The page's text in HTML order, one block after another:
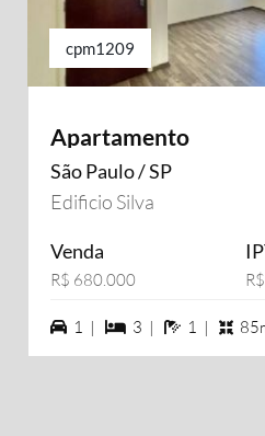
cpm1209
Apartamento
São Paulo / SP
Edificio Silva
Venda
R$ 680.000
1 vagas na garagem
1 | 3 dormiórios
3 | 1 banheiros
1 |